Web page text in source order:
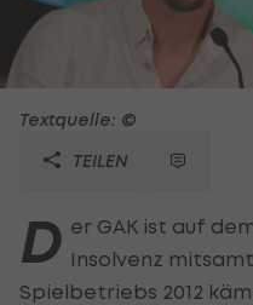
Textquelle: ©
TEILEN
D er GAK ist auf
Insolvenz
Spielbetriebs 2012